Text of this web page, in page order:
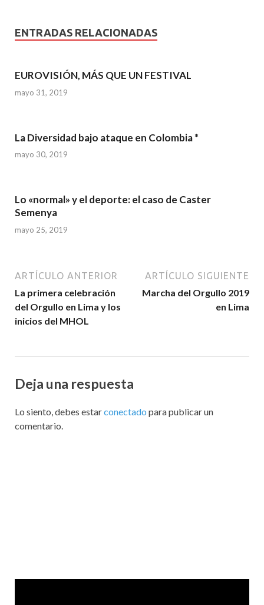
ENTRADAS RELACIONADAS
EUROVISIÓN, MÁS QUE UN FESTIVAL
mayo 31, 2019
La Diversidad bajo ataque en Colombia *
mayo 30, 2019
Lo «normal» y el deporte: el caso de Caster
Semenya
mayo 25, 2019
ARTÍCULO ANTERIOR
La primera celebración
del Orgullo en Lima y los
inicios del MHOL
ARTÍCULO SIGUIENTE
Marcha del Orgullo 2019
en Lima
Deja una respuesta
Lo siento, debes estarconectado para publicar un
comentario.